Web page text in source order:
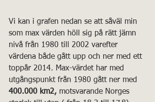
Vi kan i grafen nedan se att såväl min
som max värden höll sig på rätt jämn
nivå från 1980 till 2002 varefter
värdena både gått upp och ner med ett
toppår 2014. Max-värdet har med
utgångspunkt från 1980 gått ner med
400.000 km2, motsvarande Norges